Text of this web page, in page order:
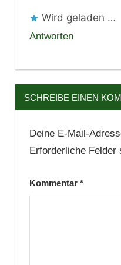
Wird geladen …
Antworten
SCHREIBE EINEN
Deine E-Mail-
Erforderliche Felder
Kommentar *